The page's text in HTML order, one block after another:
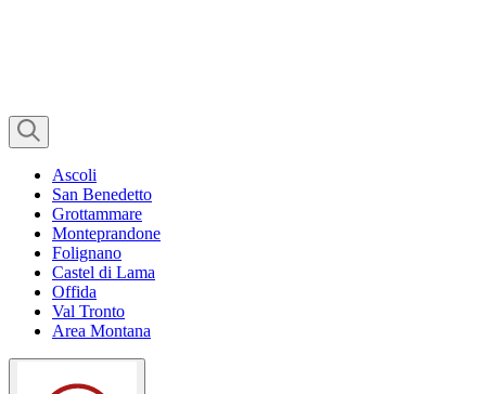
Ascoli
San Benedetto
Grottammare
Monteprandone
Folignano
Castel di Lama
Offida
Val Tronto
Area Montana